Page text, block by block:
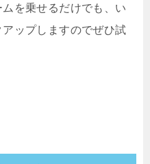
を乗せるだけでも、い
ップしますのでぜひ試